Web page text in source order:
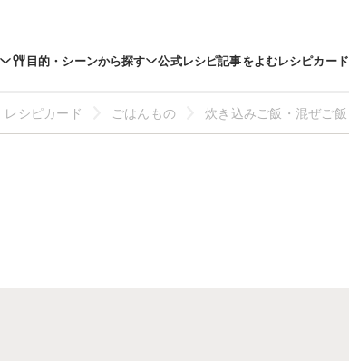
目的・シーンから探す 公式レシピ記事をよむレシピカード
レシピカード ごはんもの 炊き込みご飯・混ぜご飯